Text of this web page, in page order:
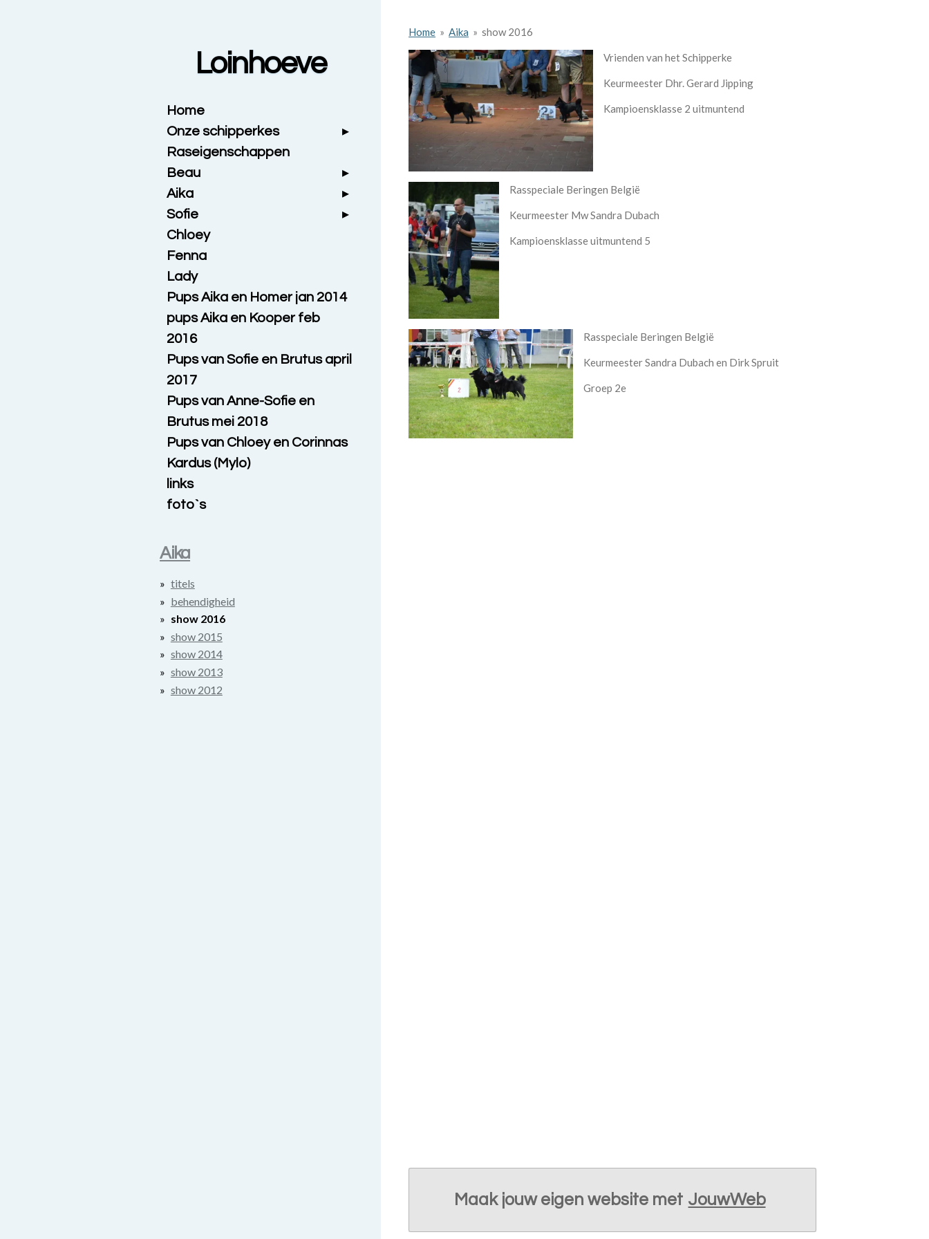
Home » Aika » show 2016
Vrienden van het Schipperke
Keurmeester Dhr. Gerard Jipping
Kampioensklasse 2 uitmuntend
Rasspeciale Beringen België
Keurmeester Mw Sandra Dubach
Kampioensklasse uitmuntend 5
Rasspeciale Beringen België
Keurmeester Sandra Dubach en Dirk Spruit
Groep 2e
Maak jouw eigen website met JouwWeb
Loinhoeve
Home
Onze schipperkes
Raseigenschappen
Beau
Aika
Sofie
Chloey
Fenna
Lady
Pups Aika en Homer jan 2014
pups Aika en Kooper feb
2016
Pups van Sofie en Brutus april
2017
Pups van Anne-Sofie en
Brutus mei 2018
Pups van Chloey en Corinnas
Kardus (Mylo)
links
foto`s
Aika
titels
behendigheid
show 2016
show 2015
show 2014
show 2013
show 2012